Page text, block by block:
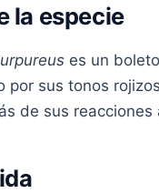
la especie
es un
por sus tonos
de sus reacciones